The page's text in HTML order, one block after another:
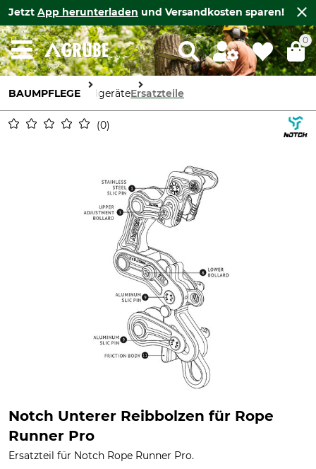
Jetzt App herunterladen und Versandkosten sparen!
0
BAUMPFLEGE SeilgeräteErsatzteile
0
Notch Unterer Reibbolzen für Rope
Runner Pro
Ersatzteil für Notch Rope Runner Pro.